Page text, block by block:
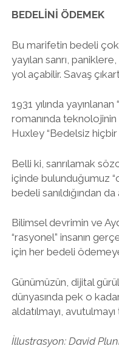
BEDELİNİ ÖDEMEK
Bu marifetin bedeli çok
yayılan sanrı,
yol açabilir. Savaş
1931 yılında
romanında
Huxley “Bedelsiz hiçbir
Belli ki, sanrılamak
içinde bulunduğumuz
bedeli sanıldığından
Bilimsel devrimin ve
“rasyonel” insanın
için her bedeli
Günümüzün, dijital
dünyasında pek o
aldatılmayı,
İllustrasyon: David